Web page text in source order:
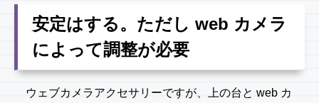
安定はする。ただし web カメラ
によって調整が必要
ウェブカメラアクセサリーですが、上の台と web カ